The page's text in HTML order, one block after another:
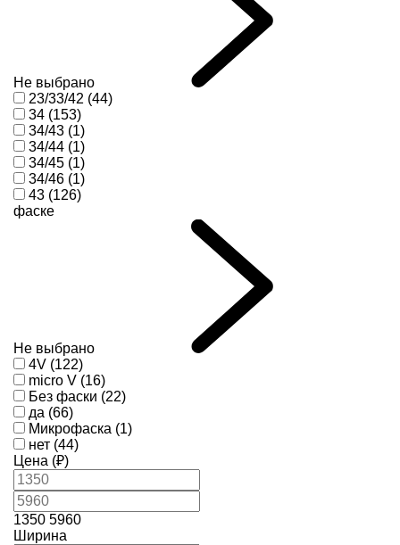
Не выбрано
23/33/42 (44)
34 (153)
34/43 (1)
34/44 (1)
34/45 (1)
34/46 (1)
43 (126)
фаске
Не выбрано
4V (122)
micro V (16)
Без фаски (22)
да (66)
Микрофаска (1)
нет (44)
Цена (₽)
1350 5960
Ширина